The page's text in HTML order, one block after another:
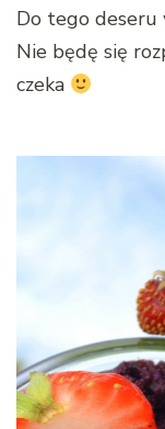
Do tego deseru
Nie będę się
czeka